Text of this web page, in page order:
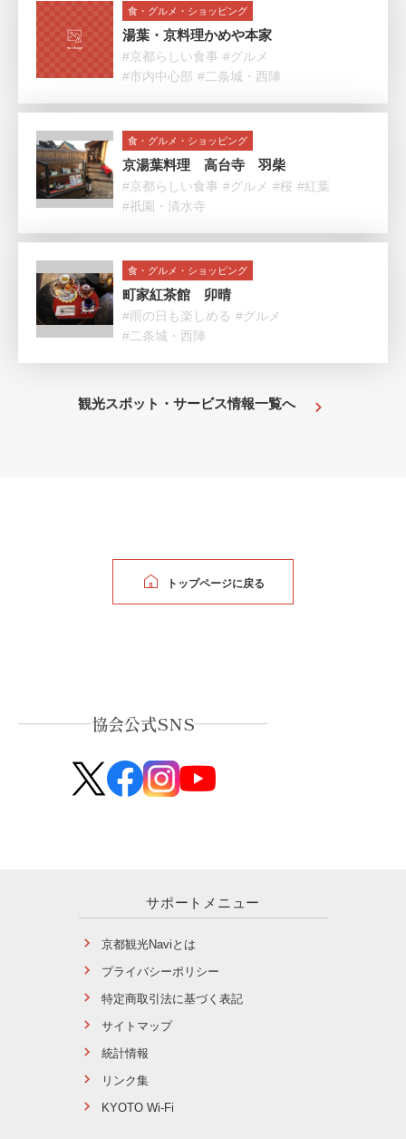
食・グルメ・ショッピング
湯葉・京料理かめや本家
#京都らしい食事 #グルメ
#市内中心部 #二条城・西陣
食・グルメ・ショッピング
京湯葉料理 高台寺 羽柴
#京都らしい食事 #グルメ #桜 #紅葉
#祇園・清水寺
食・グルメ・ショッピング
町家紅茶館 卯晴
#雨の日も楽しめる #グルメ
#二条城・西陣
観光スポット・サービス情報一覧へ
トップページに戻る
協会公式SNS
サポートメニュー
京都観光Naviとは
プライバシーポリシー
特定商取引法に基づく表記
サイトマップ
統計情報
リンク集
KYOTO Wi-Fi